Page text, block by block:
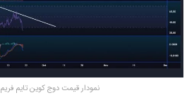
نمودار قیمت دوج کوین تایم فریم ۴ ساعت